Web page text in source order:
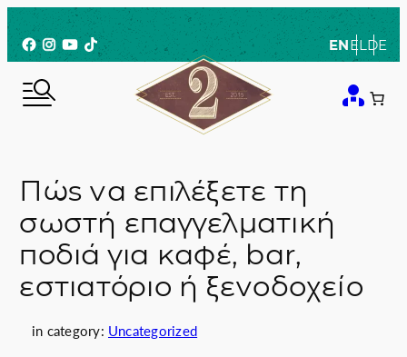
to
content
Facebook
Instagram
YouTube
TikTok ENEL DE
Πώς να επιλέξετε τη
σωστή επαγγελματική
ποδιά για καφέ, bar,
εστιατόριο ή ξενοδοχείο
in category: Uncategorized